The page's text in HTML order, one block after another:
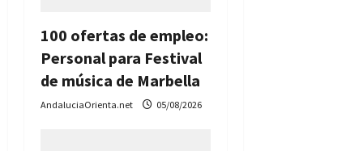
e
n
t
100 ofertas de empleo:
Personal para Festival
de música de Marbella
AndaluciaOrienta.net 05/08/2026